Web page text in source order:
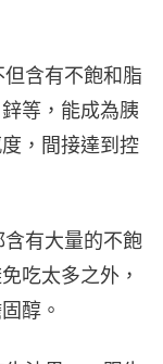
含有不飽和脂
等，能成為胰
，間接達到控
有大量的不飽
吃太多之外，
醇。